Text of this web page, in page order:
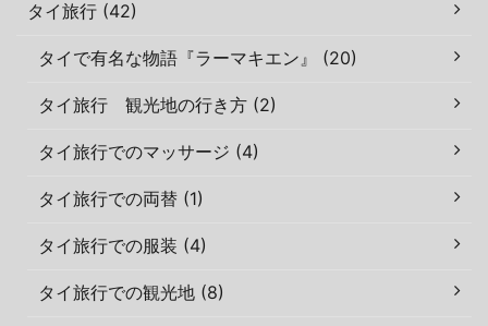
タイ旅行 (42)
タイで有名な物語『ラーマキエン』 (20)
タイ旅行 観光地の行き方 (2)
タイ旅行でのマッサージ (4)
タイ旅行での両替 (1)
タイ旅行での服装 (4)
タイ旅行での観光地 (8)